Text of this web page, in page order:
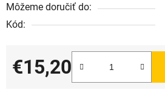
Môžeme doručiť do:
Kód:
€15,20
Jednotková cena: